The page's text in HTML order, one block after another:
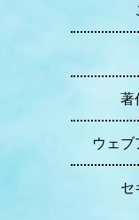
著
ウェブ
セ